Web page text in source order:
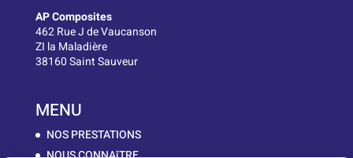
AP Composites
462 Rue J de Vaucanson
ZI la Maladière
38160 Saint Sauveur
MENU
NOS PRESTATIONS